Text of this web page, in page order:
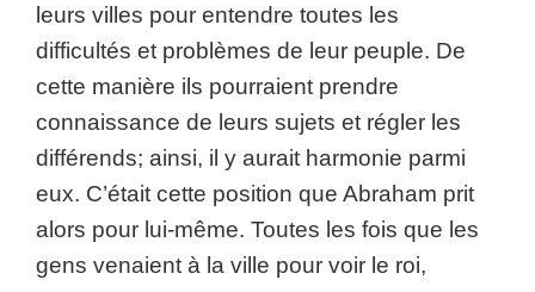
leurs villes pour entendre toutes les
difficultés et problèmes de leur peuple. De
cette manière ils pourraient prendre
connaissance de leurs sujets et régler les
différends; ainsi, il y aurait harmonie parmi
eux. C’était cette position que Abraham prit
alors pour lui-même. Toutes les fois que les
gens venaient à la ville pour voir le roi,